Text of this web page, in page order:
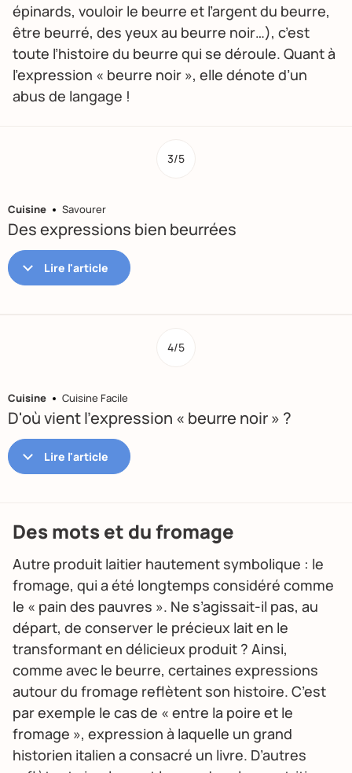
épinards, vouloir le beurre et l’argent du beurre,
être beurré, des yeux au beurre noir…), c’est
toute l’histoire du beurre qui se déroule. Quant à
l’expression « beurre noir », elle dénote d’un
abus de langage !
Cuisine Savourer
Des expressions bien beurrées
3/5
Cuisine Cuisine Facile
D'où vient l'expression « beurre noir » ?
4/5
Des mots et du fromage
Autre produit laitier hautement symbolique : le
fromage, qui a été longtemps considéré comme
le « pain des pauvres ». Ne s’agissait-il pas, au
départ, de conserver le précieux lait en le
transformant en délicieux produit ? Ainsi,
comme avec le beurre, certaines expressions
autour du fromage reflètent son histoire. C’est
par exemple le cas de « entre la poire et le
fromage », expression à laquelle un grand
historien italien a consacré un livre. D’autres